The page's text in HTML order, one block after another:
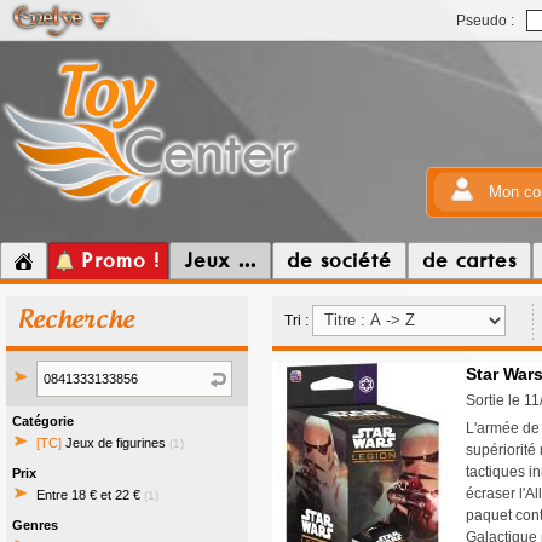
Pseudo :
Mon
Promo ! Jeux ... de société de cartes
Recherche
Catégorie
[TC] Jeux de figurines (1)
Prix
Entre 18 € et 22 € (1)
Genres
Tri :
Star
Sortie le
L'armée
supériorité
tactiques
écraser
paquet